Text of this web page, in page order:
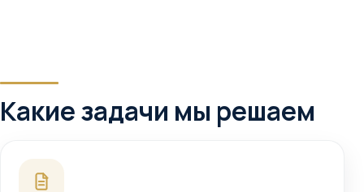
Какие задачи мы решаем